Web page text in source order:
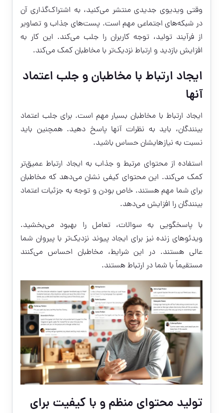
وقتی ویدیوی جدیدی منتشر می‌کنید، به اشتراک‌گذاری آن
در شبکه‌های اجتماعی مهم است. پست‌های جذاب و تصاویر
از فرآیند تولید، توجه کاربران را جلب می‌کند. این کار به
افزایش بازدید و ارتباط نزدیک‌تر با مخاطبان کمک می‌کند.
ایجاد ارتباط با مخاطبان و جلب اعتماد
آنها
ایجاد ارتباط با مخاطبان بسیار مهم است. برای جلب اعتماد
بینندگان، باید به نظرات آنها پاسخ دهید. همچنین باید
نسبت به نیازهایشان حساس باشید.
استفاده از محتوای مرتبط و جذاب به ایجاد ارتباط عمیق‌تر
کمک می‌کند. این محتوای کیفی نشان می‌دهد که مخاطبان
برای شما مهم هستند. خاص بودن و توجه به جزئیات اعتماد
بینندگان را افزایش می‌دهد.
با پاسخگویی به سوالات، تعامل را بهبود می‌بخشید.
ویدئوهای زنده نیز برای ایجاد پیوند نزدیک‌تر با پیروان شما
عالی هستند. در این شرایط، مخاطبان احساس می‌کنند
مستقیماً با شما در ارتباط هستند.
تولید محتوای منظم و با کیفیت برای